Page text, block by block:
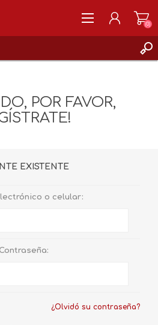
(0)
POR FAVOR,
EXISTENTE
o celular:
Contraseña:
¿Olvidó su contraseña?